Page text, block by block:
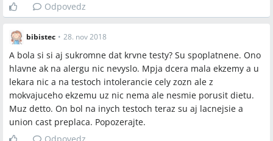
Odpovedz
bibistec • 28. nov 2018
A bola si si aj sukromne dat krvne testy? Su spoplatnene. Ono
hlavne ak na alergu nic nevyslo. Mpja dcera mala ekzemy a u
lekara nic a na testoch intolerancie cely zozn ale z
mokvajuceho ekzemu uz nic nema ale nesmie porusit dietu.
Muz detto. On bol na inych testoch teraz su aj lacnejsie a
union cast preplaca. Popozerajte.